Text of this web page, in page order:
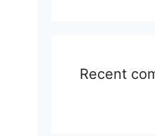
Recent